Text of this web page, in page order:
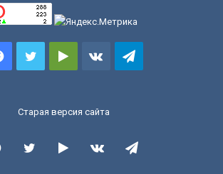
FacebookTwitterGoogle vk.comTelegram
Старая версия сайта
FacebookTwitterGoogle vk.comTelegram